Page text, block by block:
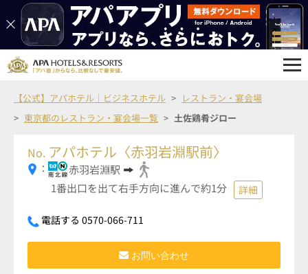
【公式】アパホテル｜ビジネスホテル
レストラン・宴会場
東京都のレストラン・宴会場一覧
土佐鶏肴ジロー
No. アパホテル〈赤羽岩淵駅前〉
：
赤羽岩淵駅
1番出口を出て右手方向に進んで約1分
詳細
電話する 0570-066-711
お問い合わせ